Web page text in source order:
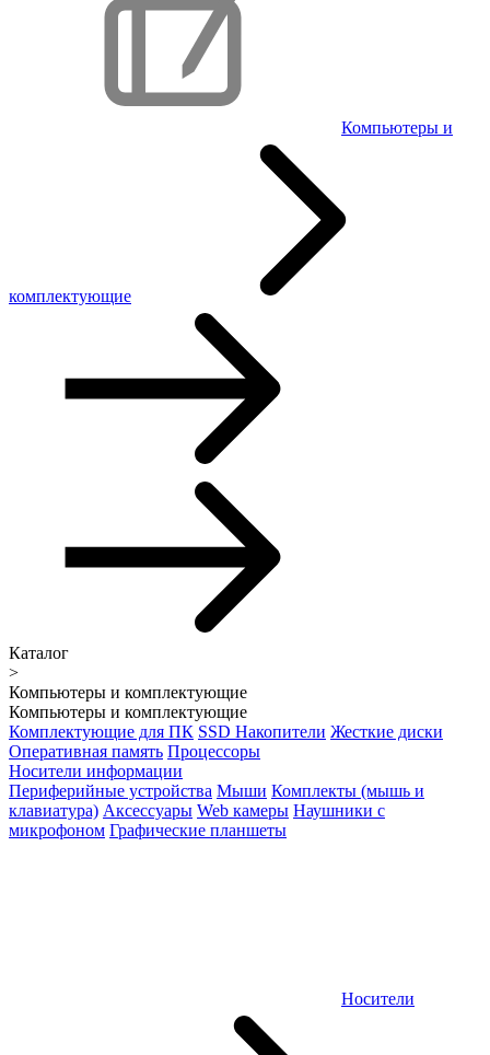
Компьютеры и
комплектующие
Каталог
>
Компьютеры и комплектующие
Компьютеры и комплектующие
Комплектующие для ПК SSD Накопители Жесткие диски
Оперативная память Процессоры
Носители информации
Периферийные устройства Мыши Комплекты (мышь и
клавиатура) Аксессуары Web камеры Наушники с
микрофоном Графические планшеты
Носители